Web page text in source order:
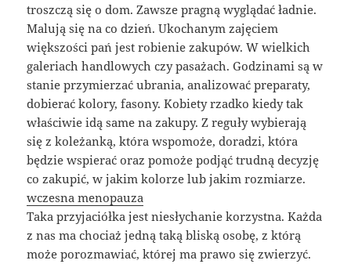
troszczą się o dom. Zawsze pragną wyglądać ładnie.
Malują się na co dzień. Ukochanym zajęciem
większości pań jest robienie zakupów. W wielkich
galeriach handlowych czy pasażach. Godzinami są w
stanie przymierzać ubrania, analizować preparaty,
dobierać kolory, fasony. Kobiety rzadko kiedy tak
właściwie idą same na zakupy. Z reguły wybierają
się z koleżanką, która wspomoże, doradzi, która
będzie wspierać oraz pomoże podjąć trudną decyzję
co zakupić, w jakim kolorze lub jakim rozmiarze.
wczesna menopauza
Taka przyjaciółka jest niesłychanie korzystna. Każda
z nas ma chociaż jedną taką bliską osobę, z którą
może porozmawiać, której ma prawo się zwierzyć.